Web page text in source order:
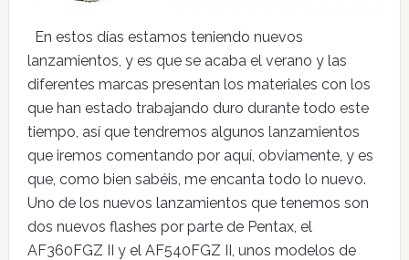
En estos días estamos teniendo nuevos
lanzamientos, y es que se acaba el verano y las
diferentes marcas presentan los materiales con los
que han estado trabajando duro durante todo este
tiempo, así que tendremos algunos lanzamientos
que iremos comentando por aquí, obviamente, y es
que, como bien sabéis, me encanta todo lo nuevo.
Uno de los nuevos lanzamientos que tenemos son
dos nuevos flashes por parte de Pentax, el
AF360FGZ II y el AF540FGZ II, unos modelos de